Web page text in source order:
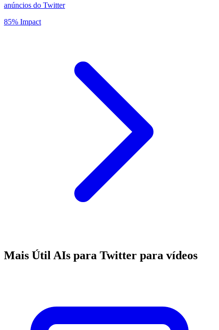
anúncios do Twitter
85% Impact
Mais Útil AIs para Twitter para vídeos